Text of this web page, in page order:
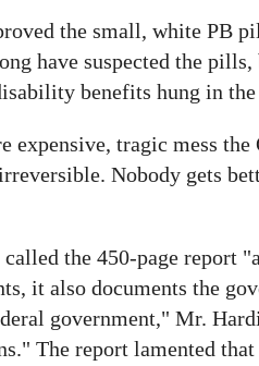
the small, white PB
have suspected the
benefits hung in the
expensive, tragic mess
Nobody gets
the 450-page report
it also documents the
government," Mr.
The report lamented